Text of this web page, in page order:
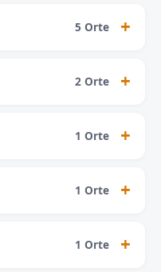
5 Orte
2 Orte
1 Orte
1 Orte
1 Orte